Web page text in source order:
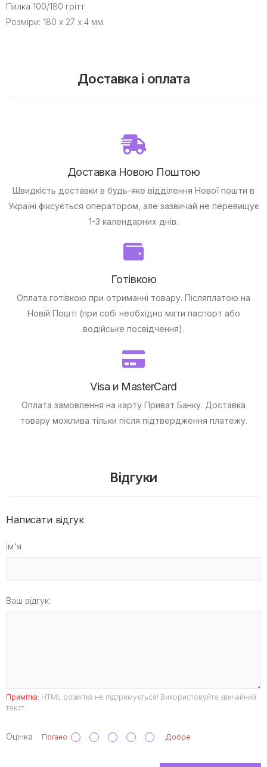
Пилка 100/180 грітт
Розміри: 180 х 27 х 4 мм.
Доставка і оплата
Доставка Новою Поштою
Швидкість доставки в будь-яке відділення Нової пошти в
Україні фіксується оператором, але зазвичай не перевищує
1-3 календарних днів.
Готівкою
Оплата готівкою при отриманні товару. Післяплатою на
Новій Пошті (при собі необхідно мати паспорт або
водійське посвідчення).
Visa и MasterCard
Оплата замовлення на карту Приват Банку. Доставка
товару можлива тільки після підтвердження платежу.
Відгуки
Написати відгук
ім'я
Ваш відгук:
Примітка: HTML розмітка не підтримується! Використовуйте звичайний
текст.
Оцінка Погано Добре